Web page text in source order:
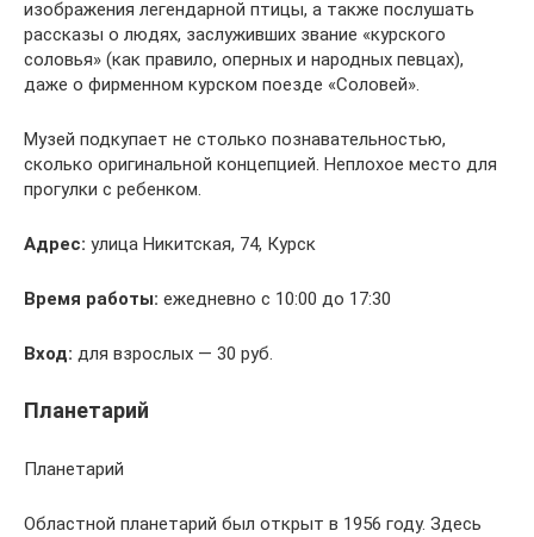
изображения легендарной птицы, а также послушать
рассказы о людях, заслуживших звание «курского
соловья» (как правило, оперных и народных певцах),
даже о фирменном курском поезде «Соловей».
Музей подкупает не столько познавательностью,
сколько оригинальной концепцией. Неплохое место для
прогулки с ребенком.
Адрес: улица Никитская, 74, Курск
Время работы: ежедневно с 10:00 до 17:30
Вход: для взрослых — 30 руб.
Планетарий
Планетарий
Областной планетарий был открыт в 1956 году. Здесь